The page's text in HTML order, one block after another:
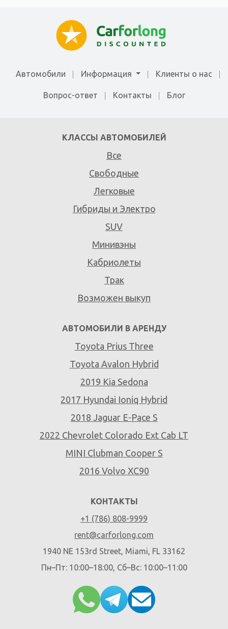
Автомобили Информация Клиенты о нас
Вопрос-ответ Контакты Блог
КЛАССЫ АВТОМОБИЛЕЙ
Все
Свободные
Легковые
Гибриды и Электро
SUV
Минивэны
Кабриолеты
Трак
Возможен выкуп
АВТОМОБИЛИ В АРЕНДУ
Toyota Prius Three
Toyota Avalon Hybrid
2019 Kia Sedona
2017 Hyundai Ioniq Hybrid
2018 Jaguar E-Pace S
2022 Chevrolet Colorado Ext Cab LT
MINI Clubman Cooper S
2016 Volvo XC90
КОНТАКТЫ
+1 (786) 808-9999
rent@carforlong.com
1940 NE 153rd Street, Miami, FL 33162
Пн–Пт: 10:00–18:00, Сб–Вс: 10:00–11:00